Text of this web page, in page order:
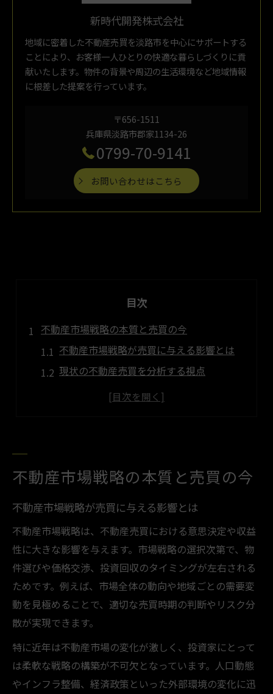
新時代開発株式会社
地域に密着した不動産売買を淡路市を中心にサポートする
ことにより、お客様一人ひとりの快適な暮らしづくりに貢
献いたします。物件の背景や周辺の生活環境など地域情報
に根差した提案を行っています。
〒656-1511
兵庫県淡路市郡家1134-26
0799-70-9141
お問い合わせはこちら
目次
不動産市場戦略の本質と売買の今
不動産市場戦略が売買に与える影響とは
現状の不動産売買を分析する視点
不動産売買の基本と戦略の関係性
データ分析から見る不動産売買の推移
売買データが示す市場トレンドの読み方
不動産売買で活用したい指標とは何か
市場戦略に役立つデータの選び方
市場動向を知り投資戦略に活かすには
不動産売買の市場動向を正確に把握する
最新の市場戦略が投資判断に及ぼす影響
不動産売買で利益を伸ばす情報収集術
市場動向を踏まえた戦略の立て方
投資家が知るべき売買の注目ポイント
不動産市場戦略の本質と売買の今
不動産市場戦略が売買に与える影響とは
不動産市場戦略は、不動産売買における意思決定や収益
性に大きな影響を与えます。市場戦略の選択次第で、物
件選びや価格交渉、投資回収のタイミングが左右される
ためです。例えば、市場全体の動向や地域ごとの需要変
動を見極めることで、適切な売買時期の判断やリスク分
散が実現できます。
特に近年は不動産市場の変化が激しく、投資家にとって
は柔軟な戦略の構築が不可欠となっています。人口動態
やインフラ整備、経済政策といった外部環境の変化に迅